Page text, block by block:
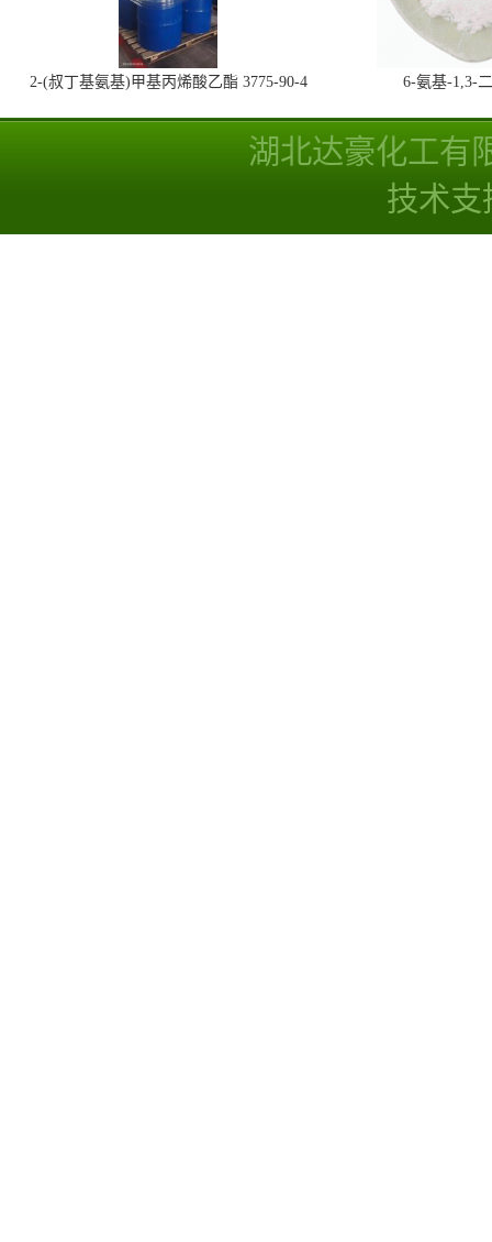
2-(叔丁基氨基)甲基丙烯酸乙酯 3775-90-4 6-氨基-1,3-
湖北达豪化工有
技术